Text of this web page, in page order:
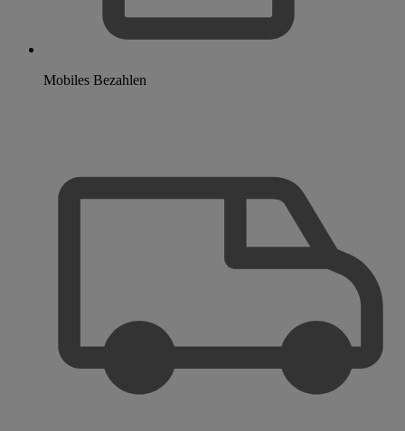
Mobiles Bezahlen